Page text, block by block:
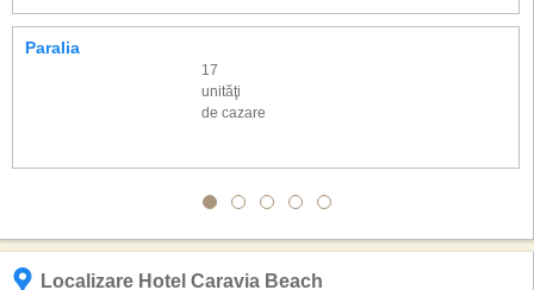
Paralia
17
unităţi
de cazare
Localizare Hotel Caravia Beach